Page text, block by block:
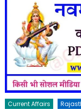
Current Affairs